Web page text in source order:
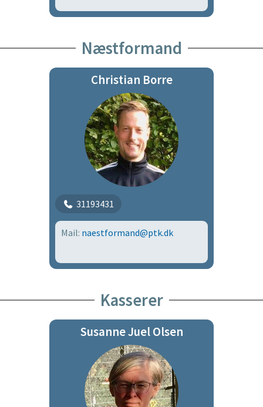
Næstformand
Christian Borre
31193431
Mail: naestformand@ptk.dk
Kasserer
Susanne Juel Olsen